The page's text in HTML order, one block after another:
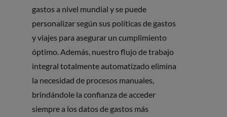
gastos a nivel mundial y se puede
personalizar según sus políticas de gastos
y viajes para asegurar un cumplimiento
óptimo. Además, nuestro flujo de trabajo
integral totalmente automatizado elimina
la necesidad de procesos manuales,
brindándole la confianza de acceder
siempre a los datos de gastos más